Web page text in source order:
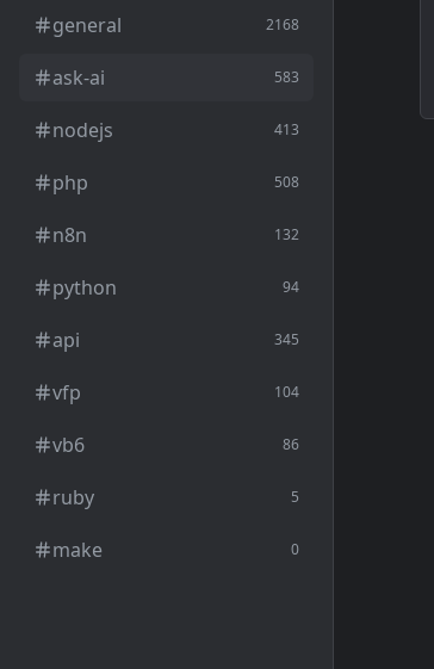
general 2168
ask-ai 583
nodejs 413
php 508
n8n 132
python 94
api 345
vfp 104
vb6 86
ruby 5
make 0